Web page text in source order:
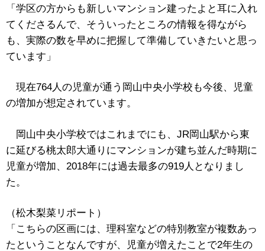
「学区の方からも新しいマンション建ったよと耳に入れ
てくださるんで、そういったところの情報を得ながら
も、実際の数を早めに把握して準備していきたいと思っ
ています」
現在764人の児童が通う岡山中央小学校も今後、児童
の増加が想定されています。
岡山中央小学校ではこれまでにも、JR岡山駅から東
に延びる桃太郎大通りにマンションが建ち並んだ時期に
児童が増加、2018年には過去最多の919人となりまし
た。
（松木梨菜リポート）
「こちらの区画には、理科室などの特別教室が複数あっ
たということなんですが、児童が増えたことで2年生の